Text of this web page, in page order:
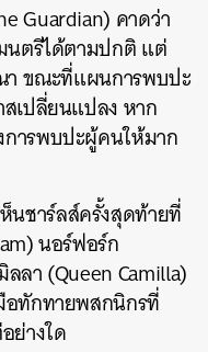
Guardian) คาดว่า
นตรีได้ตามปกติ แต่
า ขณะที่แผนการพบปะ
เปลี่ยนแปลง หาก
ารพบปะผู้คนให้มาก
นชาร์ลส์ครั้งสุดท้ายที่
นอร์ฟอร์ก
ลา (Queen Camilla)
ทักทายพสกนิกรที่
ย่างใด